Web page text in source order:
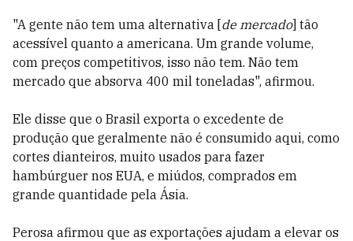
"A gente não tem uma alternativa [de mercado] tão
acessível quanto a americana. Um grande volume,
com preços competitivos, isso não tem. Não tem
mercado que absorva 400 mil toneladas", afirmou.
Ele disse que o Brasil exporta o excedente de
produção que geralmente não é consumido aqui, como
cortes dianteiros, muito usados para fazer
hambúrguer nos EUA, e miúdos, comprados em
grande quantidade pela Ásia.
Perosa afirmou que as exportações ajudam a elevar os